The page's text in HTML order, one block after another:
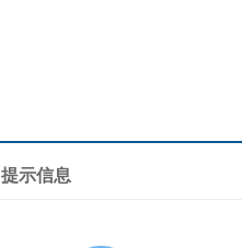
提示信息